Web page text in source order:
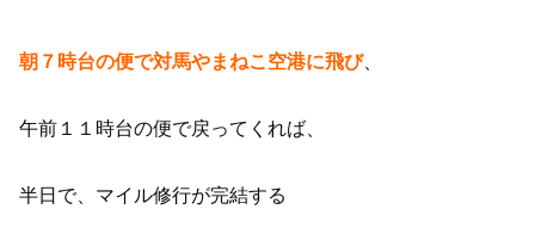
朝７時台の便で対馬やまねこ空港に飛び、
午前１１時台の便で戻ってくれば、
半日で、マイル修行が完結する